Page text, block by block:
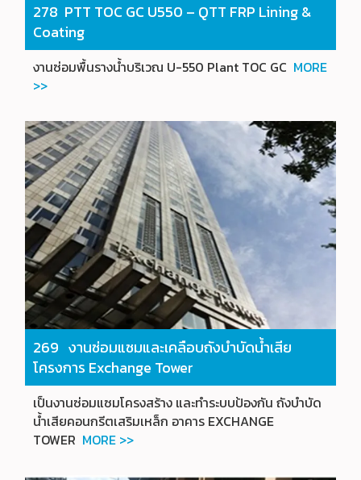
278 PTT TOC GC U550 – QTT FRP Lining &
Coating
งานซ่อมพื้นรางน้ำบริเวณ U-550 Plant TOC GC MORE
>>
269 งานซ่อมแซมและเคลือบถังบำบัดน้ำเสีย
โครงการ Exchange Tower
เป็นงานซ่อมแซมโครงสร้าง และทำระบบป้องกัน ถังบำบัด
น้ำเสียคอนกรีตเสริมเหล็ก อาคาร EXCHANGE
TOWER MORE >>